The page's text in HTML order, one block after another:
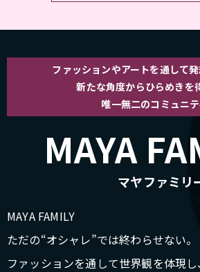
ファッションやアートを通して発
新たな角度からひらめきを
唯一無二のコミュニテ
MAYA
マヤファミリ
MAYA FAMILY
ただの“オシャレ”では終わらせない。
ファッションを通して世界観を体現し、